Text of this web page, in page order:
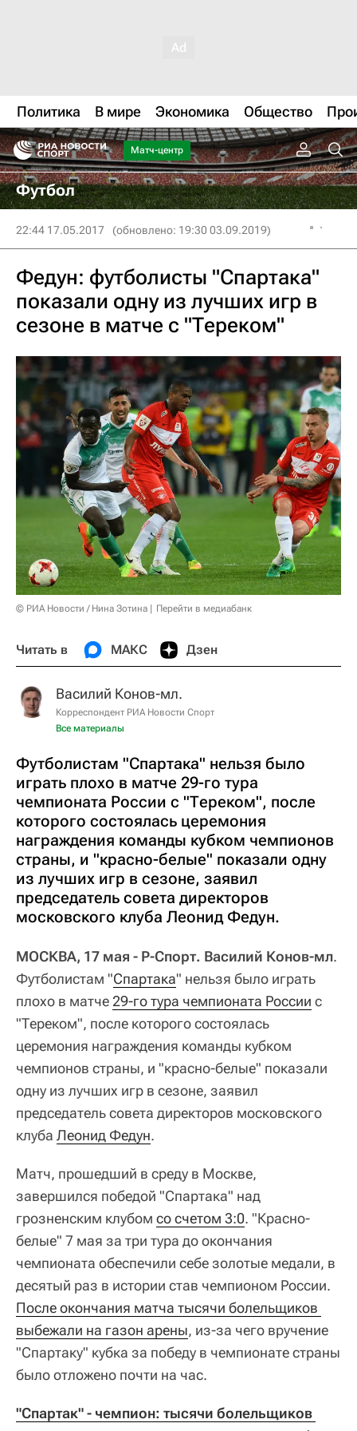
Политика В мире Экономика Общество
Матч-центр
Футбол
22:44 17.05.2017 (обновлено: 19:30 03.09.2019)
Федун: футболисты "Спартака"
показали одну из лучших игр в
сезоне в матче с "Тереком"
© РИА Новости / Нина Зотина Перейти в медиабанк
Читать в МАКС Дзен
Василий Конов-мл.
Корреспондент РИА Новости Спорт
Все материалы
Футболистам "Спартака" нельзя было
играть плохо в матче 29-го тура
чемпионата России с "Тереком", после
которого состоялась церемония
награждения команды кубком чемпионов
страны, и "красно-белые" показали одну
из лучших игр в сезоне, заявил
председатель совета директоров
московского клуба Леонид Федун.
МОСКВА, 17 мая - Р-Спорт. Василий Конов-мл.
Футболистам "Спартака" нельзя было играть
плохо в матче 29-го тура чемпионата России с
"Тереком", после которого состоялась
церемония награждения команды кубком
чемпионов страны, и "красно-белые" показали
одну из лучших игр в сезоне, заявил
председатель совета директоров московского
клуба Леонид Федун.
Матч, прошедший в среду в Москве,
завершился победой "Спартака" над
грозненским клубом со счетом 3:0. "Красно-
белые" 7 мая за три тура до окончания
чемпионата обеспечили себе золотые медали, в
десятый раз в истории став чемпионом России.
После окончания матча тысячи болельщиков
выбежали на газон арены, из-за чего вручение
"Спартаку" кубка за победу в чемпионате страны
было отложено почти на час.
"Спартак" - чемпион: тысячи болельщиков